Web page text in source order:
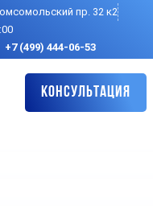
пр. 32 к2
+7 (499) 444-06-53
Консультация